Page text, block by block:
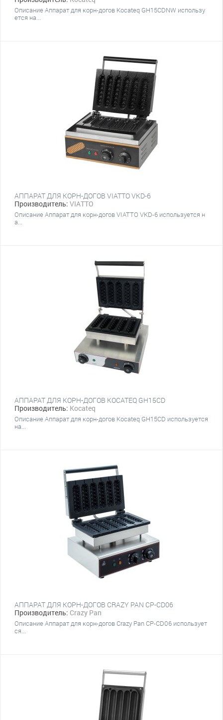
Описание Аппарат для корн-догов Kocateq GH15CDNW использу
ется на...
АППАРАТ ДЛЯ КОРН-ДОГОВ VIATTO VKD-6
Производитель: VIATTO
Описание Аппарат для корн-догов VIATTO VKD-6 используется н
а...
АППАРАТ ДЛЯ КОРН-ДОГОВ KOCATEQ GH15CD
Производитель: Kocateq
Описание Аппарат для корн-догов Kocateq GH15CD используется
на...
АППАРАТ ДЛЯ КОРН-ДОГОВ CRAZY PAN CP-CD06
Производитель: Crazy Pan
Описание Аппарат для корн-догов Crazy Pan CP-CD06 использует
ся...